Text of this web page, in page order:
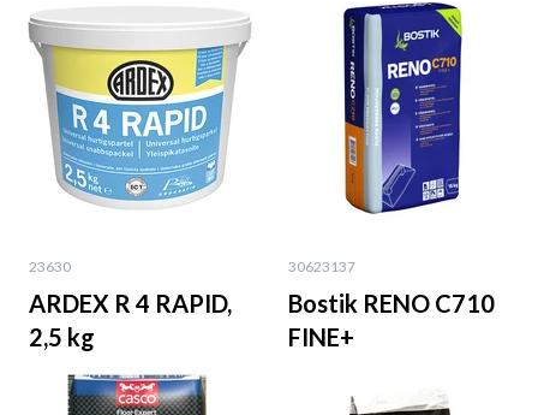
23630
ARDEX R 4 RAPID,
2,5 kg
30623137
Bostik RENO C710
FINE+